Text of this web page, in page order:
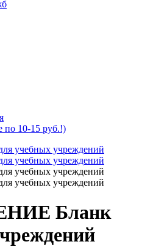
по 10-15 руб.!)
Бланк